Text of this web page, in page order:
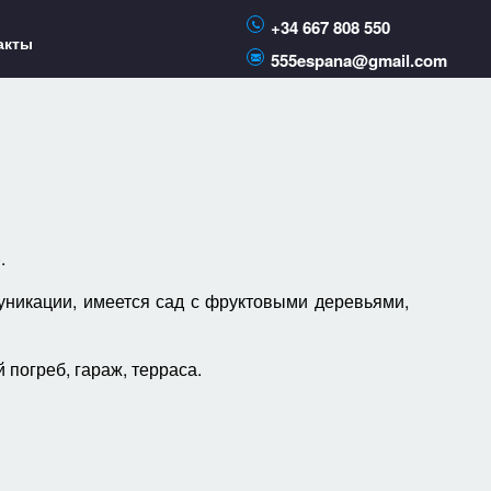
+34 667 808 550
555espana@gmail.com
имеется сад с фруктовыми деревьями,
погреб, гараж, терраса.